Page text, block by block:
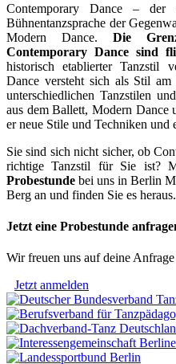
Contemporary Dance – der
Bühnentanzsprache der
Modern Dance. Die
Contemporary Dance sind
historisch etablierter Tanzstil
Dance versteht sich als Stil
unterschiedlichen Tanzstilen
aus dem Ballett, Modern Dance
er neue Stile und Techniken
Sie sind sich nicht sicher, ob
richtige Tanzstil für Sie ist?
Probestunde bei uns in Berlin
Berg an und finden Sie es
Jetzt eine Probestunde
Wir freuen uns auf deine Anfrage
Jetzt anmelden